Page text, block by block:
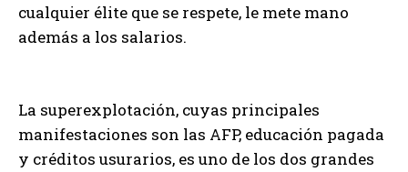
cualquier élite que se respete, le mete mano
además a los salarios.
La superexplotación, cuyas principales
manifestaciones son las AFP, educación pagada
y créditos usurarios, es uno de los dos grandes